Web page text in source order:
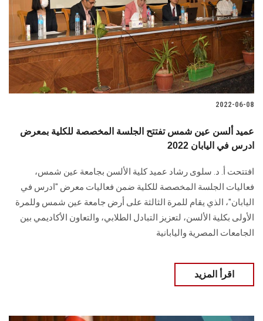
2022-06-08
عميد ألسن عين شمس تفتتح الجلسة المخصصة للكلية بمعرض
ادرس في اليابان 2022
افتتحت أ. د. سلوى رشاد عميد كلية الألسن بجامعة عين شمس،
فعاليات الجلسة المخصصة للكلية ضمن فعاليات معرض "ادرس في
اليابان"، الذي يقام للمرة الثالثة على أرض جامعة عين شمس وللمرة
الأولى بكلية الألسن، لتعزيز التبادل الطلابي، والتعاون الأكاديمي بين
الجامعات المصرية واليابانية
اقرأ المزيد